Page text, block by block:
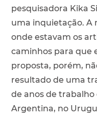
pesquisadora Kika
uma inquietação. A
onde estavam os
caminhos para que
proposta, porém,
resultado de uma
de anos de
Argentina, no